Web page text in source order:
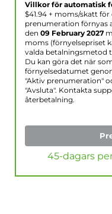
Villkor för automatisk
$41.94 + moms/skatt för
prenumeration förnyas
den 09 February 2027
moms (förnyelsepriset
valda betalningsmetod
Du kan göra det när
förnyelsedatumet
"Aktiv prenumeration"
"Avsluta". Kontakta
återbetalning.
45-dagars